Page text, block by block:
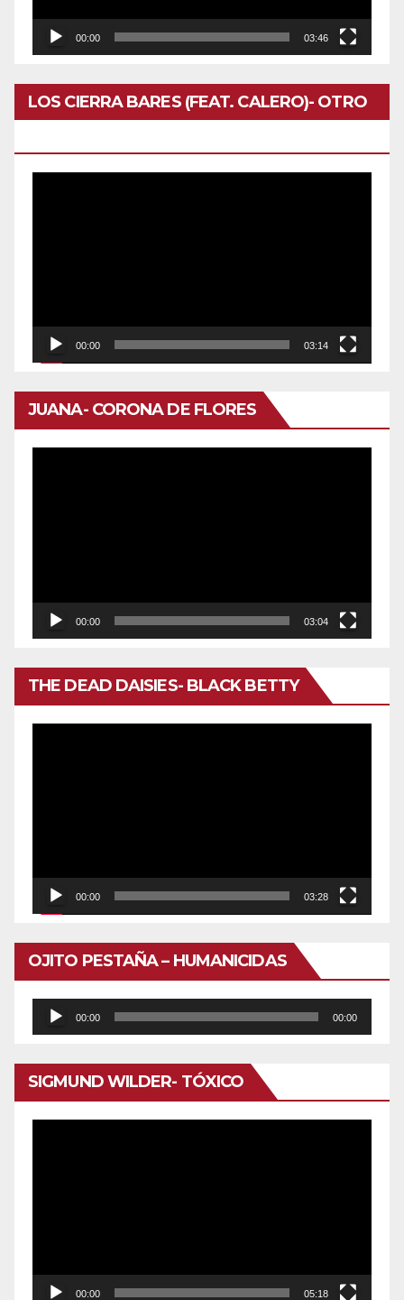
00:00 03:46
LOS CIERRA BARES (FEAT. CALERO)- OTRO
00:00 03:14
JUANA- CORONA DE FLORES
00:00 03:04
THE DEAD DAISIES- BLACK BETTY
00:00 03:28
OJITO PESTAÑA – HUMANICIDAS
Reproductor
de
audio
00:00 00:00
SIGMUND WILDER- TÓXICO
00:00 05:18